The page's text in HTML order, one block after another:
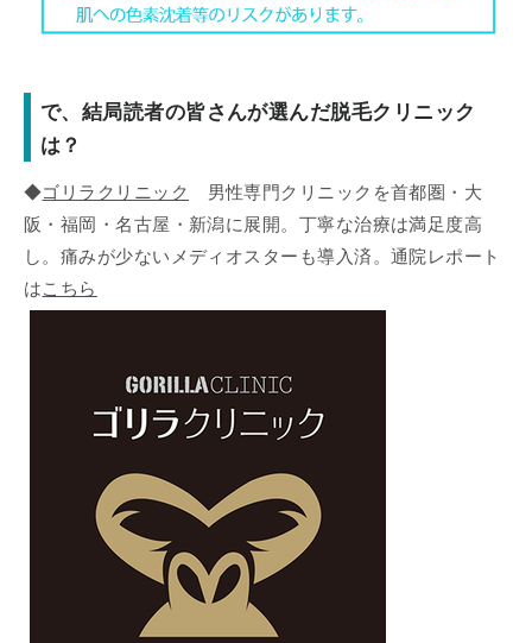
で、結局読者の皆さんが選んだ脱毛クリニック
は？
◆ゴリラクリニック
男性専門クリニックを首都圏・大
阪・福岡・名古屋・新潟に展開。丁寧な治療は満足度高
し。痛みが少ないメディオスターも導入済。通院レポート
はこちら